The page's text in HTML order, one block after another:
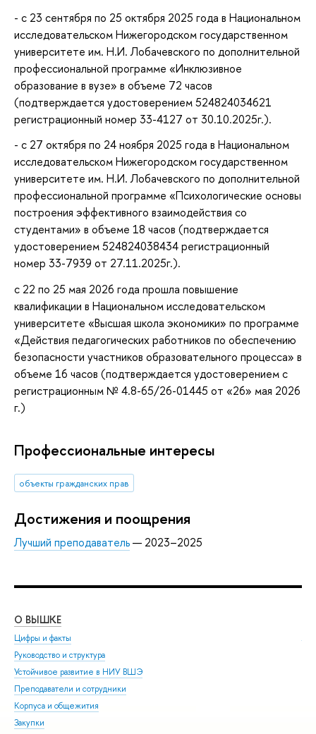
- с 23 сентября по 25 октября 2025 года в Национальном
исследовательском Нижегородском государственном
университете им. Н.И. Лобачевского по дополнительной
профессиональной программе «Инклюзивное
образование в вузе» в объеме 72 часов
(подтверждается удостоверением 524824034621
регистрационный номер 33-4127 от 30.10.2025г.).
- с 27 октября по 24 ноября 2025 года в Национальном
исследовательском Нижегородском государственном
университете им. Н.И. Лобачевского по дополнительной
профессиональной программе «Психологические основы
построения эффективного взаимодействия со
студентами» в объеме 18 часов (подтверждается
удостоверением 524824038434 регистрационный
номер 33-7939 от 27.11.2025г.).
с 22 по 25 мая 2026 года прошла повышение
квалификации в Национальном исследовательском
университете «Высшая школа экономики» по программе
«Действия педагогических работников по обеспечению
безопасности участников образовательного процесса» в
объеме 16 часов (подтверждается удостоверением с
регистрационным № 4.8-65/26-01445 от «26» мая 2026
г.)
Профессиональные интересы
объекты гражданских прав
Достижения и поощрения
Лучший преподаватель— 2023–2025
О ВЫШКЕ
Цифры и факты
Руководство и структура
Устойчивое развитие в НИУ ВШЭ
Преподаватели и сотрудники
Корпуса и общежития
Закупки